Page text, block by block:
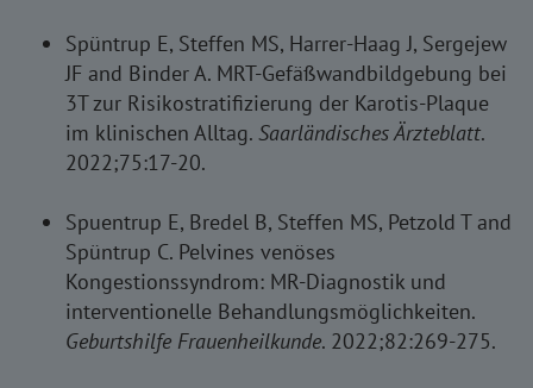
Spüntrup E, Steffen MS, Harrer-Haag J, Sergejew
JF and Binder A. MRT-Gefäßwandbildgebung bei
3T zur Risikostratifizierung der Karotis-Plaque
im klinischen Alltag. Saarländisches Ärzteblatt.
2022;75:17-20.
Spuentrup E, Bredel B, Steffen MS, Petzold T and
Spüntrup C. Pelvines venöses
Kongestionssyndrom: MR-Diagnostik und
interventionelle Behandlungsmöglichkeiten.
Geburtshilfe Frauenheilkunde. 2022;82:269-275.